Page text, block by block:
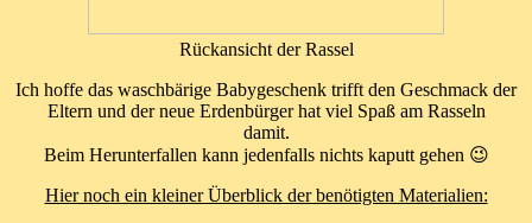
Rückansicht der Rassel
Ich hoffe das waschbärige Babygeschenk trifft den Geschmack der
Eltern und der neue Erdenbürger hat viel Spaß am Rasseln
damit.
Beim Herunterfallen kann jedenfalls nichts kaputt gehen 😉
Hier noch ein kleiner Überblick der benötigten Materialien: